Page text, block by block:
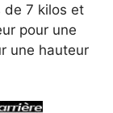
de 7 kilos et
pour une
une hauteur